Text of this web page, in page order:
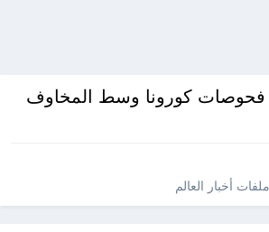
فحوصات كورونا وسط المخاوف
أخبار العالم